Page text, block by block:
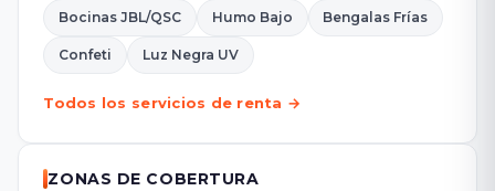
Bocinas JBL/QSC Humo Bajo Bengalas Frías
Confeti Luz Negra UV
Todos los servicios de renta →
ZONAS DE COBERTURA